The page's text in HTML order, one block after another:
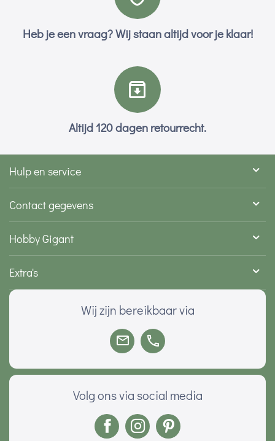
Heb je een vraag? Wij staan altijd voor je klaar!
Altijd 120 dagen retourrecht.
Hulp en service
Contact gegevens
Hobby Gigant
Extra's
Wij zijn bereikbaar via
Volg ons via social media